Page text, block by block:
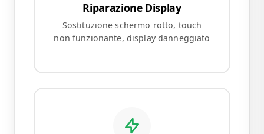
Riparazione Display
Sostituzione schermo rotto, touch
non funzionante, display danneggiato